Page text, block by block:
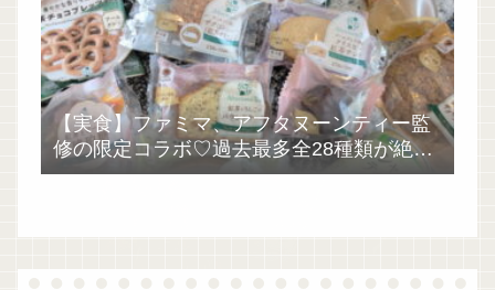
【実食】ファミマ、アフタヌーンティー監
修の限定コラボ♡過去最多全28種類が絶品
過ぎた！